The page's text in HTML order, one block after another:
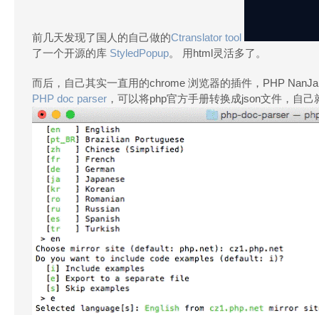
前几天发现了国人的自己做的Ctranslator tool
了一个开源的库 StyledPopup。 用html灵活多了。
而后，自己其实一直用的chrome 浏览器的插件，PHP
PHP doc parser ，可以将php官方手册转换成json文件，自